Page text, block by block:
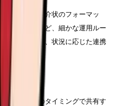
化します。紹介状のフォーマッ
の提供方法など、細かな運用ルー
応手順も含め、状況に応じた連携
な情報をどのタイミングで共有す